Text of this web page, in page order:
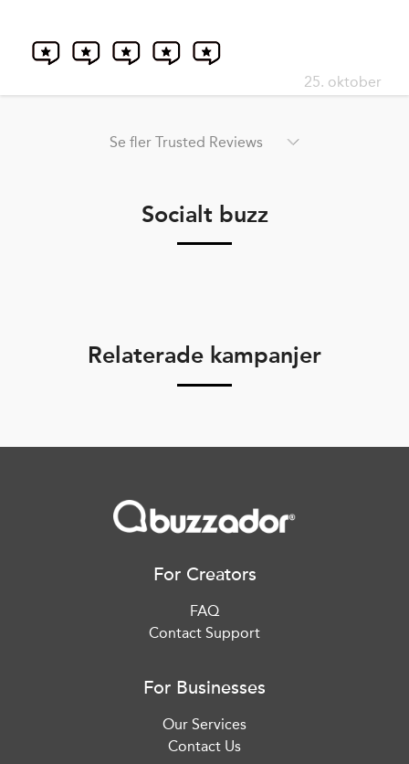
25. oktober
Se fler Trusted Reviews
Socialt buzz
Relaterade kampanjer
For Creators
FAQ
Contact Support
For Businesses
Our Services
Contact Us